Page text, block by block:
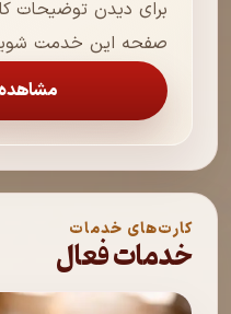
برای دیدن توضیحات
صفحه این خدمت
کارت‌های خدمات
خدمات فعال